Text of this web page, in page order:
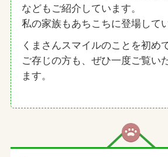
などもご紹介しています。
私の家族もあちこちに登場して
くまさんスマイルのことを初め
ご存じの方も、ぜひ一度ご覧い
ます。